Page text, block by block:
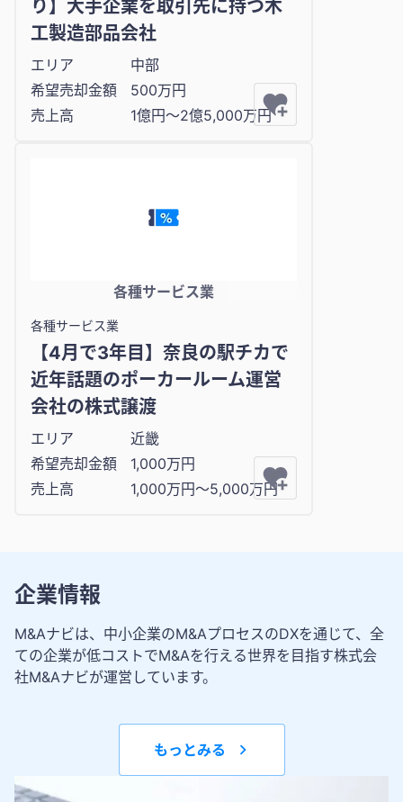
り】大手企業を取引先に持つ木
工製造部品会社
エリア
中部
希望売却金額
500万円
売上高
1億円〜2億5,000万円
各種サービス業
各種サービス業
【4月で3年目】奈良の駅チカで
近年話題のポーカールーム運営
会社の株式譲渡
エリア
近畿
希望売却金額
1,000万円
売上高
1,000万円〜5,000万円
企業情報
M&Aナビは、中小企業のM&AプロセスのDXを通じて、全
ての企業が低コストでM&Aを行える世界を目指す株式会
社M&Aナビが運営しています。
もっとみる